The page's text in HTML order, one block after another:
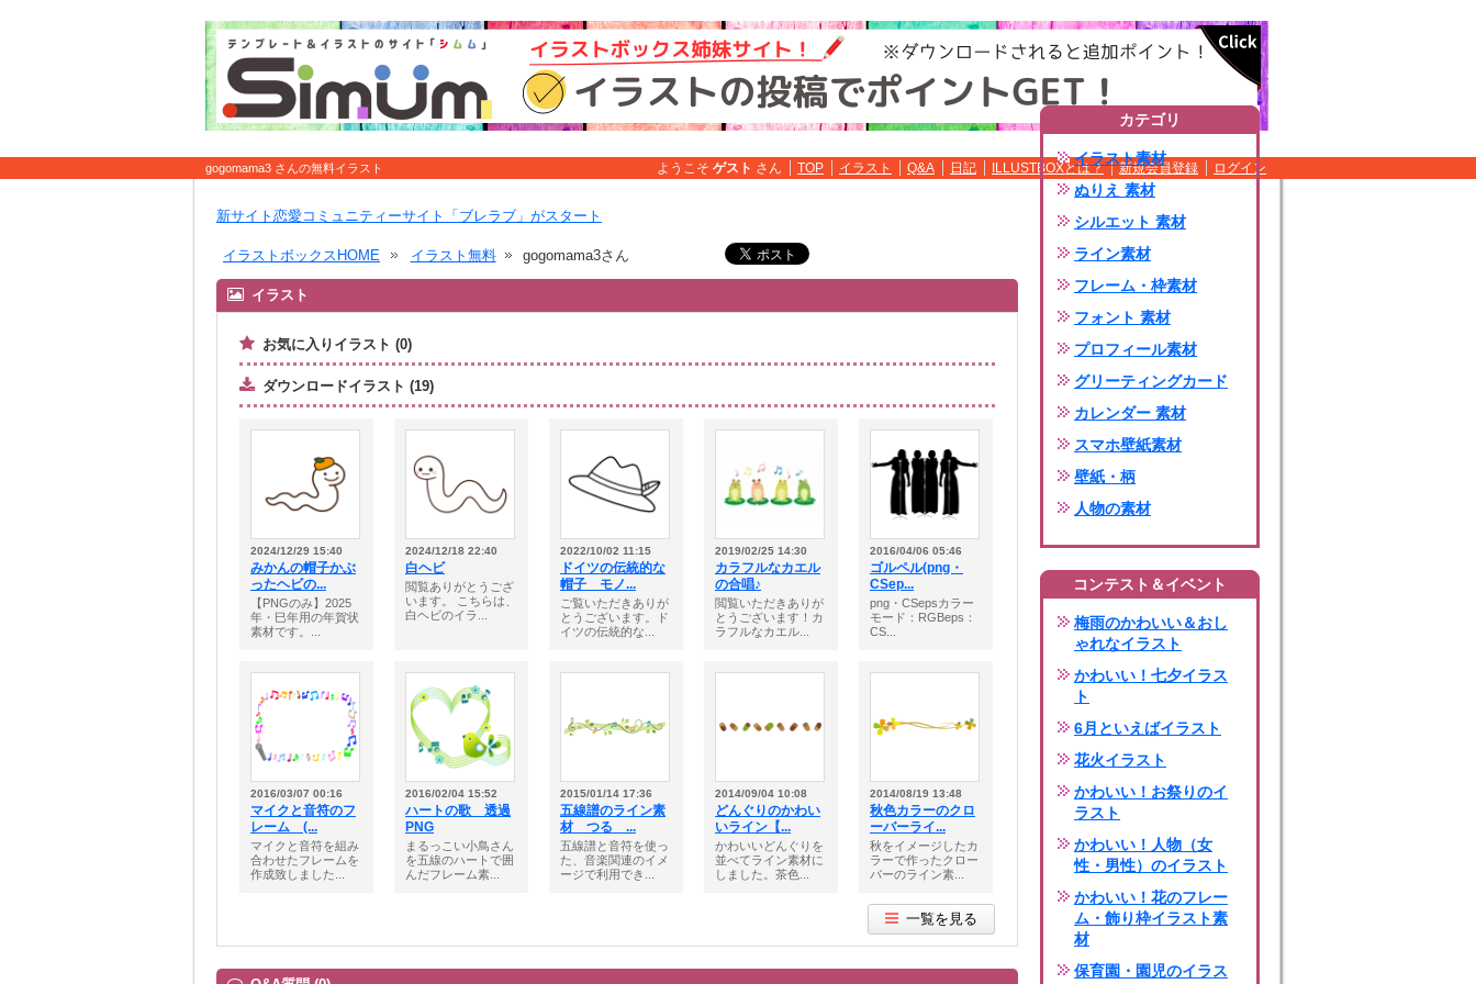
gogomama3 さんの無料イラスト ようこそ ゲスト さん TOP イラスト Q&A 日記 ILLUSTBOXとは？ 新規会員登録 ログイン
新サイト恋愛コミュニティーサイト「ブレラブ」がスタート
イラストボックスHOME イラスト無料 gogomama3さん
イラスト
お気に入りイラスト (0)
ダウンロードイラスト (19)
2024/12/29 15:40
みかんの帽子かぶ
ったヘビの...
【PNGのみ】2025
年・巳年用の年賀状
素材です。...
2024/12/18 22:40
白ヘビ
閲覧ありがとうござ
います。 こちらは、
白ヘビのイラ...
2022/10/02 11:15
ドイツの伝統的な
帽子 モノ...
ご覧いただきありが
とうございます。ド
イツの伝統的な...
2019/02/25 14:30
カラフルなカエル
の合唱♪
閲覧いただきありが
とうございます！カ
ラフルなカエル...
2016/04/06 05:46
ゴルペル(png・
CSep...
png・CSepsカラー
モード：RGBeps：
CS...
2016/03/07 00:16
マイクと音符のフ
レーム (...
マイクと音符を組み
合わせたフレームを
作成致しました...
2016/02/04 15:52
ハートの歌 透過
PNG
まるっこい小鳥さん
を五線のハートで囲
んだフレーム素...
2015/01/14 17:36
五線譜のライン素
材 つる ...
五線譜と音符を使っ
た、音楽関連のイメ
ージで利用でき...
2014/09/04 10:08
どんぐりのかわい
いライン【...
かわいいどんぐりを
並べてライン素材に
しました。茶色...
2014/08/19 13:48
秋色カラーのクロ
ーバーライ...
秋をイメージしたカ
ラーで作ったクロー
バーのライン素...
一覧を見る
カテゴリ
イラスト素材
ぬりえ 素材
シルエット 素材
ライン素材
フレーム・枠素材
フォント 素材
プロフィール素材
グリーティングカード
カレンダー 素材
スマホ壁紙素材
壁紙・柄
人物の素材
コンテスト＆イベント
梅雨のかわいい＆おし
ゃれなイラスト
かわいい！七夕イラス
ト
6月といえばイラスト
花火イラスト
かわいい！お祭りのイ
ラスト
かわいい！人物（女
性・男性）のイラスト
かわいい！花のフレー
ム・飾り枠イラスト素
材
保育園・園児のイラス